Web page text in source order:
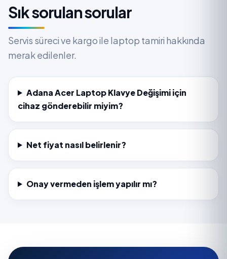
Sık sorulan sorular
Servis süreci ve kargo ile laptop tamiri hakkında
merak edilenler.
Adana Acer Laptop Klavye Değişimi için
cihaz gönderebilir miyim?
Net fiyat nasıl belirlenir?
Onay vermeden işlem yapılır mı?